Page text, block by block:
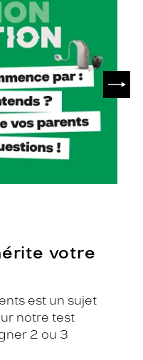
votre
est un sujet
notre test
2 ou 3